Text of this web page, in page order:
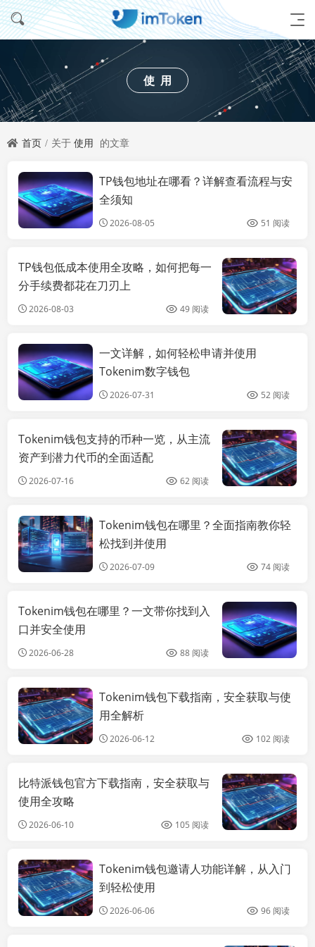
使用
首页 关于 使用 的文章
imtoken钱包推
荐
TP钱包地址在哪看？详解查看流程与安
全须知
2026-08-05 51 阅读
TP钱包低成本使用全攻略，如何把每一
分手续费都花在刀刃上
2026-08-03 49 阅读
imtoken官方
2.0下载
一文详解，如何轻松申请并使用
Tokenim数字钱包
2026-07-31 52 阅读
Tokenim钱包支持的币种一览，从主流
资产到潜力代币的全面适配
2026-07-16 62 阅读
imtoken官方
2.0下载
Tokenim钱包在哪里？全面指南教你轻
松找到并使用
2026-07-09 74 阅读
Tokenim钱包在哪里？一文带你找到入
口并安全使用
2026-06-28 88 阅读
imtoken官方
2.0下载
Tokenim钱包下载指南，安全获取与使
用全解析
2026-06-12 102 阅读
比特派钱包官方下载指南，安全获取与
使用全攻略
2026-06-10 105 阅读
imtoken官方
2.0下载
Tokenim钱包邀请人功能详解，从入门
到轻松使用
2026-06-06 96 阅读